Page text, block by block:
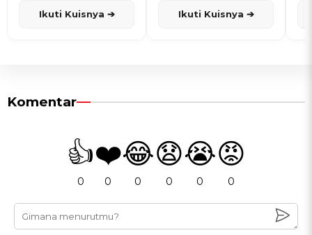
Ikuti Kuisnya ➔ Ikuti Kuisnya ➔
Komentar
👍
0
❤️
0
😂
0
😧
0
😭
0
😡
0